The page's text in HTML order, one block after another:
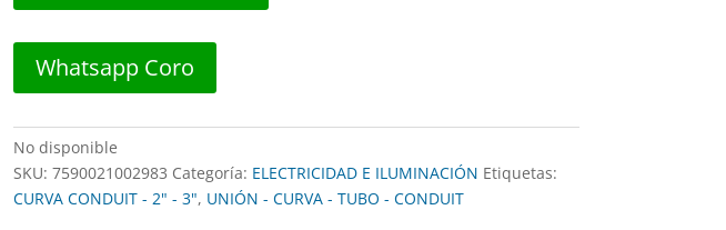
Whatsapp Coro
No disponible
SKU: 7590021002983 Categoría: ELECTRICIDAD E ILUMINACIÓN Etiquetas:
CURVA CONDUIT - 2" - 3", UNIÓN - CURVA - TUBO - CONDUIT